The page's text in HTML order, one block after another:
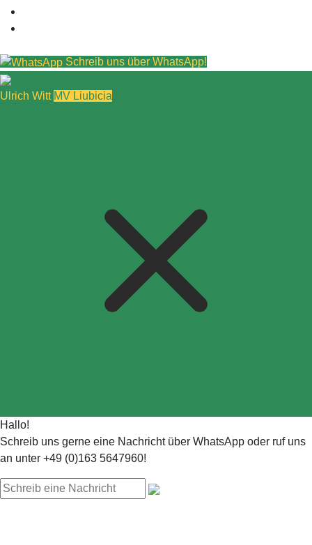
Schreib uns über WhatsApp!
Ulrich Witt MV Liubicia
Hallo!
Schreib uns gerne eine Nachricht über WhatsApp oder ruf uns
an unter +49 (0)163 5647960!